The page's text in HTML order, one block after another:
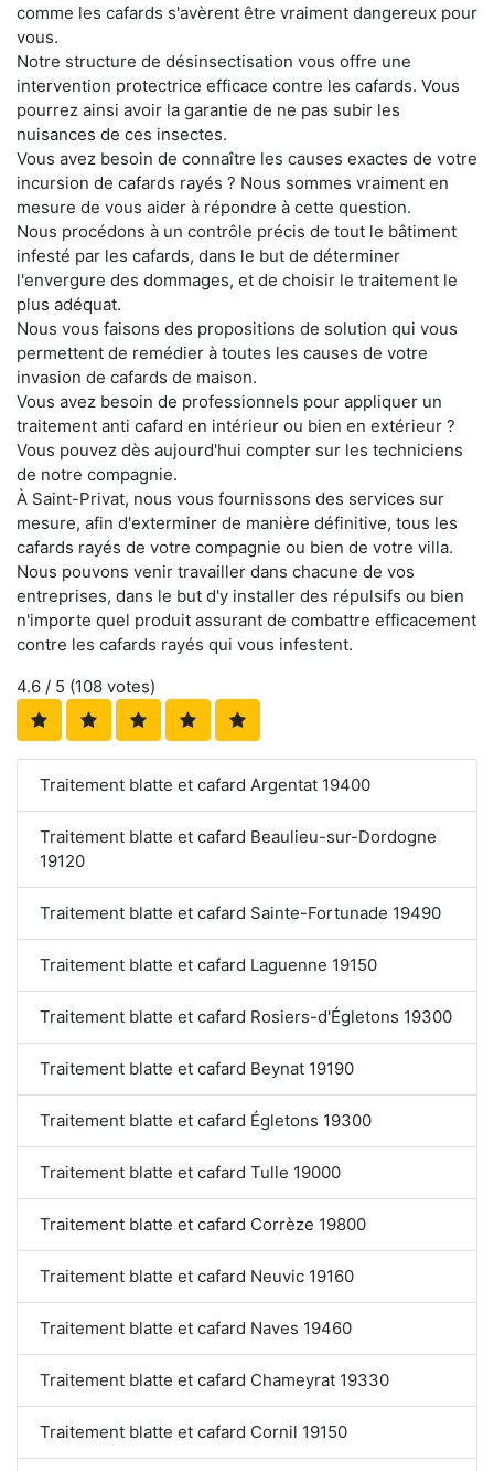
comme les cafards s'avèrent être vraiment dangereux pour
vous.
Notre structure de désinsectisation vous offre une
intervention protectrice efficace contre les cafards. Vous
pourrez ainsi avoir la garantie de ne pas subir les
nuisances de ces insectes.
Vous avez besoin de connaître les causes exactes de votre
incursion de cafards rayés ? Nous sommes vraiment en
mesure de vous aider à répondre à cette question.
Nous procédons à un contrôle précis de tout le bâtiment
infesté par les cafards, dans le but de déterminer
l'envergure des dommages, et de choisir le traitement le
plus adéquat.
Nous vous faisons des propositions de solution qui vous
permettent de remédier à toutes les causes de votre
invasion de cafards de maison.
Vous avez besoin de professionnels pour appliquer un
traitement anti cafard en intérieur ou bien en extérieur ?
Vous pouvez dès aujourd'hui compter sur les techniciens
de notre compagnie.
À Saint-Privat, nous vous fournissons des services sur
mesure, afin d'exterminer de manière définitive, tous les
cafards rayés de votre compagnie ou bien de votre villa.
Nous pouvons venir travailler dans chacune de vos
entreprises, dans le but d'y installer des répulsifs ou bien
n'importe quel produit assurant de combattre efficacement
contre les cafards rayés qui vous infestent.
4.6 / 5 (108 votes)
Traitement blatte et cafard Argentat 19400
Traitement blatte et cafard Beaulieu-sur-Dordogne
19120
Traitement blatte et cafard Sainte-Fortunade 19490
Traitement blatte et cafard Laguenne 19150
Traitement blatte et cafard Rosiers-d'Égletons 19300
Traitement blatte et cafard Beynat 19190
Traitement blatte et cafard Égletons 19300
Traitement blatte et cafard Tulle 19000
Traitement blatte et cafard Corrèze 19800
Traitement blatte et cafard Neuvic 19160
Traitement blatte et cafard Naves 19460
Traitement blatte et cafard Chameyrat 19330
Traitement blatte et cafard Cornil 19150